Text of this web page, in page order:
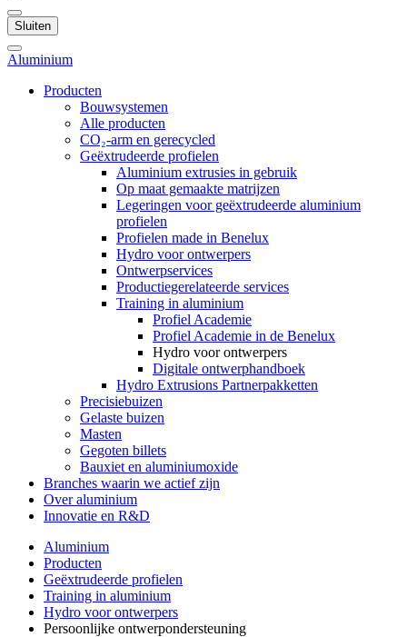
Sluiten
Aluminium
Producten
Bouwsystemen
Alle producten
CO₂-arm en gerecycled
Geëxtrudeerde profielen
Aluminium extrusies in gebruik
Op maat gemaakte matrijzen
Legeringen voor geëxtrudeerde aluminium
profielen
Profielen made in Benelux
Hydro voor ontwerpers
Ontwerpservices
Productiegerelateerde services
Training in aluminium
Profiel Academie
Profiel Academie in de Benelux
Hydro voor ontwerpers
Digitale ontwerphandboek
Hydro Extrusions Partnerpakketten
Precisiebuizen
Gelaste buizen
Masten
Gegoten billets
Bauxiet en aluminiumoxide
Branches waarin we actief zijn
Over aluminium
Innovatie en R&D
Aluminium
Producten
Geëxtrudeerde profielen
Training in aluminium
Hydro voor ontwerpers
Persoonlijke ontwerpondersteuning